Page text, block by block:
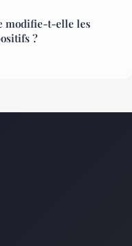
modifie-t-elle les
?